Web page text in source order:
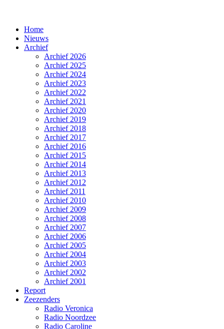
Home
Nieuws
Archief
Archief 2026
Archief 2025
Archief 2024
Archief 2023
Archief 2022
Archief 2021
Archief 2020
Archief 2019
Archief 2018
Archief 2017
Archief 2016
Archief 2015
Archief 2014
Archief 2013
Archief 2012
Archief 2011
Archief 2010
Archief 2009
Archief 2008
Archief 2007
Archief 2006
Archief 2005
Archief 2004
Archief 2003
Archief 2002
Archief 2001
Report
Zeezenders
Radio Veronica
Radio Noordzee
Radio Caroline